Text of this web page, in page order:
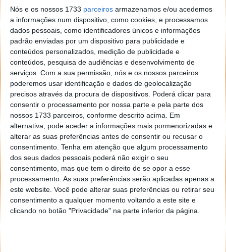
Nós e os nossos 1733 parceiros armazenamos e/ou acedemos
a informações num dispositivo, como cookies, e processamos
dados pessoais, como identificadores únicos e informações
padrão enviadas por um dispositivo para publicidade e
conteúdos personalizados, medição de publicidade e
conteúdos, pesquisa de audiências e desenvolvimento de
serviços. Com a sua permissão, nós e os nossos parceiros
poderemos usar identificação e dados de geolocalização
precisos através da procura de dispositivos. Poderá clicar para
consentir o processamento por nossa parte e pela parte dos
nossos 1733 parceiros, conforme descrito acima. Em
alternativa, pode aceder a informações mais pormenorizadas e
alterar as suas preferências antes de consentir ou recusar o
consentimento. Tenha em atenção que algum processamento
dos seus dados pessoais poderá não exigir o seu
consentimento, mas que tem o direito de se opor a esse
processamento. As suas preferências serão aplicadas apenas a
este website. Você pode alterar suas preferências ou retirar seu
consentimento a qualquer momento voltando a este site e
clicando no botão "Privacidade" na parte inferior da página.